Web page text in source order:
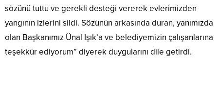
sözünü tuttu ve gerekli desteği vererek evlerimizden
yangının izlerini sildi. Sözünün arkasında duran, yanımızda
olan Başkanımız Ünal Işık’a ve belediyemizin çalışanlarına
teşekkür ediyorum” diyerek duygularını dile getirdi.